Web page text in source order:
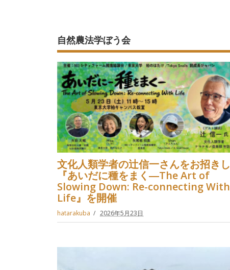
自然農法学ぼう会
文化人類学者の辻信一さんをお招きし
『あいだに種をまく―The Art of
Slowing Down: Re-connecting With
Life』を開催
hatarakuba 2026年5月23日